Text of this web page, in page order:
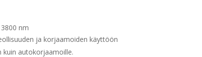
nm
ja korjaamoiden käyttöön
kuin autokorjaamoille.